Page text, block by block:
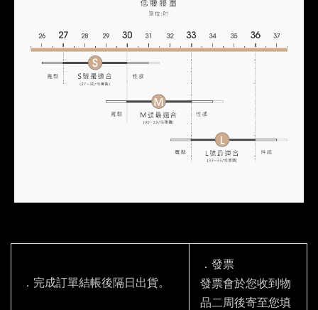
．完成訂單結帳後隔日出貨。
．發票
發票會於您收到物
品二周後寄至您填